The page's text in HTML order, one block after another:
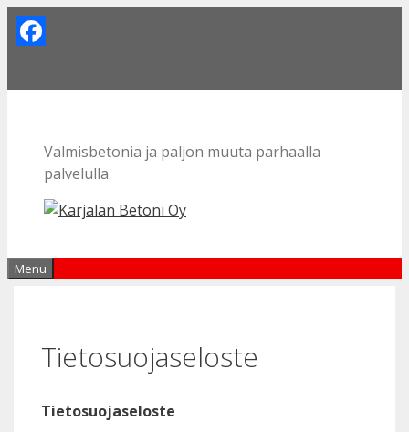
Skip
to
Valmisbetonia ja paljon muuta parhaalla
palvelulla
Menu
Tietosuojaseloste
Tietosuojaseloste